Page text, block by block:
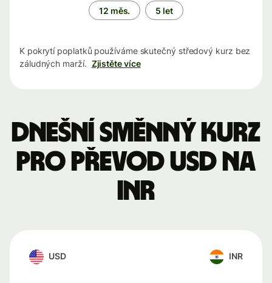
12 měs. 5 let
K pokrytí poplatků používáme skutečný středový kurz bez
záludných marží. Zjistěte více
Dnešní směnný kurz
pro převod USD na
INR
USD INR